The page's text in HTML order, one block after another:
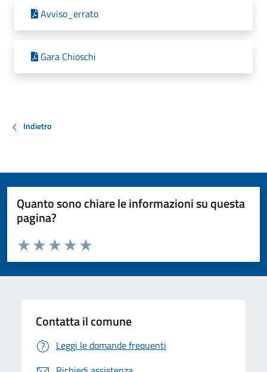
Avviso_errato
Gara Chioschi
Indietro
Quanto sono chiare le informazioni su questa
pagina?
Valuta da 1 a 5 stelle la pagina
Valuta 5 stelle su 5
Valuta 4 stelle su 5
Valuta 3 stelle su 5
Valuta 2 stelle su 5
Valuta 1 stelle su 5
Contatta il comune
Leggi le domande frequenti